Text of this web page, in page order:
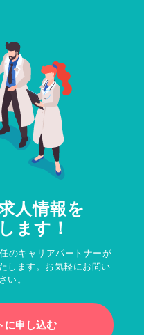
人情報を
ます！
のキャリアパートナーが
します。お気軽にお問い
い。
に申し込む